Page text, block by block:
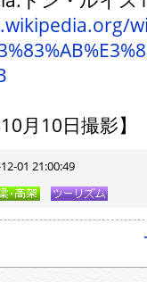
月10日撮影】
01 21:00:49